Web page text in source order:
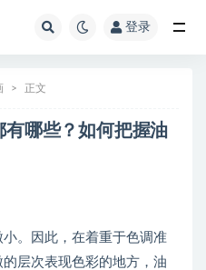
登录
正文
哪些？如何把握油
。因此，在着重于色调准
层次表现色彩的地方，油